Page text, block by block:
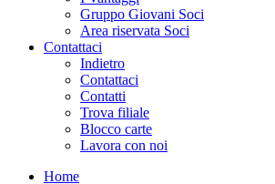
Gruppo Giovani Soci
Area riservata Soci
Contattaci
Indietro
Contattaci
Contatti
Trova filiale
Blocco carte
Lavora con noi
Home